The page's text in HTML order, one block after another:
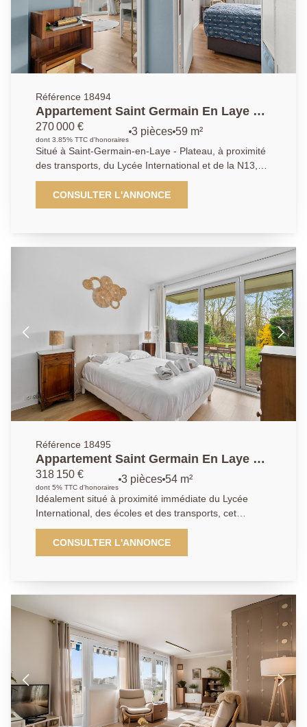
Référence 18494
Appartement Saint Germain En Laye 3
pièces 59.23 m2 Refait à neuf
270 000 €
dont 3.85% TTC d'honoraires
3 pièces 59 m²
Situé à Saint-Germain-en-Laye - Plateau, à proximité
des transports, du Lycée International et de la N13,
l'Agence Principale vous propose cet appartement de
3 pièces en parfaite état, au 5ème étage avec
ascenseur. Il se compose d'une entrée, d'un séjour
séparés. Une cave complète ce bien. Agence
Principale : 01 39 04 09 09
CONSULTER L'ANNONCE
Référence 18495
Appartement Saint Germain En Laye 3
pièces 54.66 m2
318 150 €
dont 5% TTC d'honoraires
3 pièces 54 m²
Idéalement situé à proximité immédiate du Lycée
International, des écoles et des transports, cet
appartement séduit par sa distribution optimisée, son
excellent état et sa rénovation complète. Très
lumineux, il bénéficie d'une agréable exposition sud-
aménagée et équipée, ainsi que d'un couloir
desservant un dressing, une salle de douche avec
WC et une chambre. Vous profiterez également d'un
jardin privatif. Une place de parking en sous-sol et
une cave complètent ce bien.
CONSULTER L'ANNONCE